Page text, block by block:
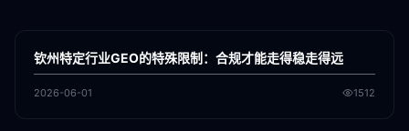
GEO
钦州特定行业GEO的特殊限制：合规才能走得稳走得远
2026-06-01 1512